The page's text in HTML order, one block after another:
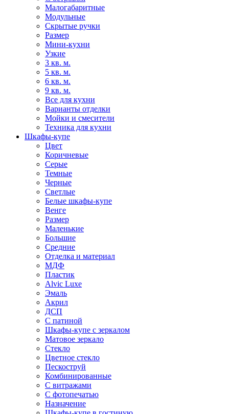
Малогабаритные
Модульные
Скрытые ручки
Размер
Мини-кухни
Узкие
3 кв. м.
5 кв. м.
6 кв. м.
9 кв. м.
Все для кухни
Варианты отделки
Мойки и смесители
Техника для кухни
Шкафы-купе
Цвет
Коричневые
Серые
Темные
Черные
Светлые
Белые шкафы-купе
Венге
Размер
Маленькие
Большие
Средние
Отделка и материал
МДФ
Пластик
Alvic Luxe
Эмаль
Акрил
ДСП
С патиной
Шкафы-купе с зеркалом
Матовое зеркало
Стекло
Цветное стекло
Пескоструй
Комбинированные
С витражами
С фотопечатью
Назначение